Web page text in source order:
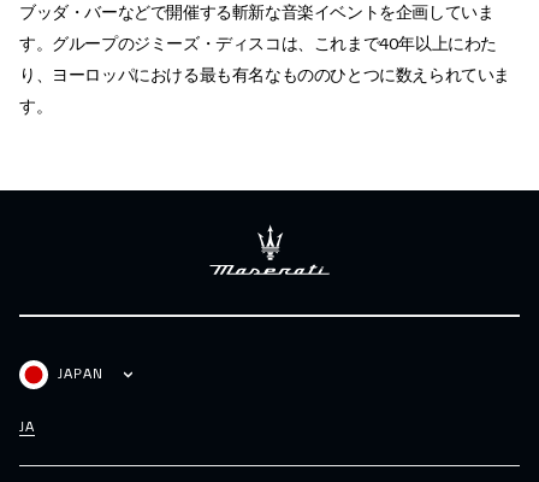
ブッダ・バーなどで開催する斬新な音楽イベントを企画していま
す。グループのジミーズ・ディスコは、これまで40年以上にわた
り、ヨーロッパにおける最も有名なもののひとつに数えられていま
す。
JAPAN
JA